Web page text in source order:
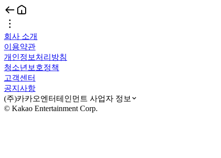
회사 소개
이용약관
개인정보처리방침
청소년보호정책
고객센터
공지사항
(주)카카오엔터테인먼트 사업자 정보
© Kakao Entertainment Corp.